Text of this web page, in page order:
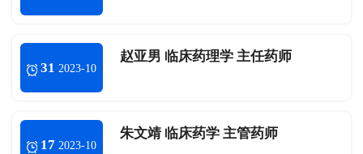
31 2023-10
赵亚男 临床药理学 主任药师
17 2023-10
朱文靖 临床药学 主管药师